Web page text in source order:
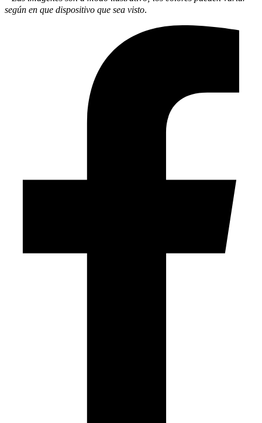
según en que dispositivo que sea visto.